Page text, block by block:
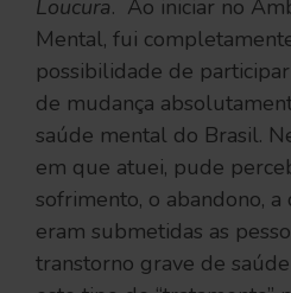
Loucura. Ao iniciar no
Mental, fui
possibilidade de
de mudança
saúde mental do Brasil.
em que atuei, pude
sofrimento, o abandono, a
eram submetidas as
transtorno grave de